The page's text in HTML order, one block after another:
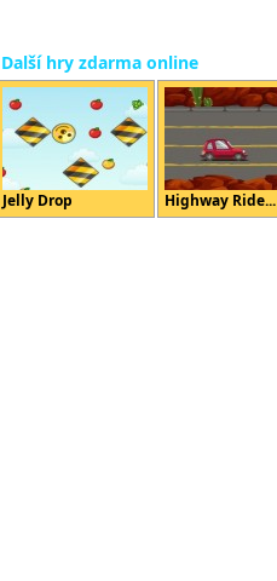
Další hry zdarma online
Jelly Drop Highway Ride...